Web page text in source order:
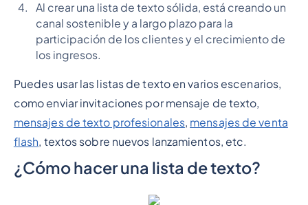
Al crear una lista de texto sólida, está creando un
canal sostenible y a largo plazo para la
participación de los clientes y el crecimiento de
los ingresos.
Puedes usar las listas de texto en varios escenarios,
como enviar invitaciones por mensaje de texto,
mensajes de texto profesionales, mensajes de venta
flash, textos sobre nuevos lanzamientos, etc.
¿Cómo hacer una lista de texto?